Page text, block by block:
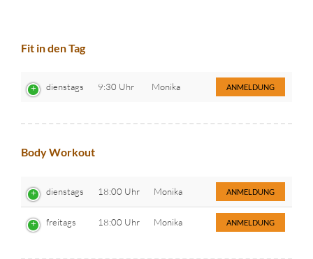
Fit in den Tag
dienstags 9:30 Uhr Monika ANMELDUNG
Body Workout
dienstags 18:00 Uhr Monika ANMELDUNG
freitags 18:00 Uhr Monika ANMELDUNG